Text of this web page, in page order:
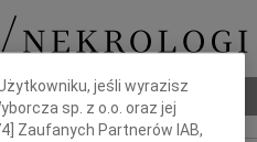
pogrzebowy jeśli wyrazisz
sp. z o.o. oraz jej
] Zaufanych Partnerów IAB,